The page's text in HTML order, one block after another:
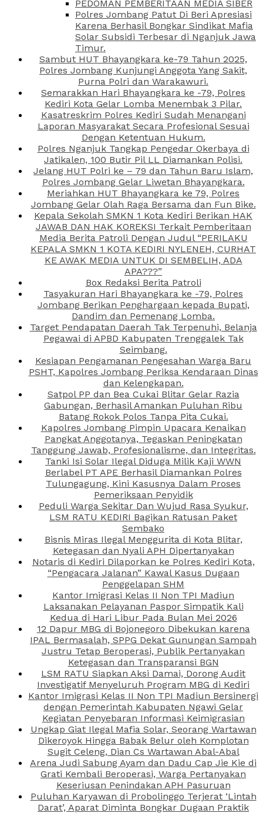
PEDOMAN PEMBERITAAN MEDIA SIBER
Polres Jombang Patut Di Beri Apresiasi
Karena Berhasil Bongkar Sindikat Mafia
Solar Subsidi Terbesar di Nganjuk Jawa
Timur.
Sambut HUT Bhayangkara ke-79 Tahun 2025,
Polres Jombang Kunjungi Anggota Yang Sakit,
Purna Polri dan Warakawuri.
Semarakkan Hari Bhayangkara ke -79, Polres
Kediri Kota Gelar Lomba Menembak 3 Pilar.
Kasatreskrim Polres Kediri Sudah Menangani
Laporan Masyarakat Secara Profesional Sesuai
Dengan Ketentuan Hukum.
Polres Nganjuk Tangkap Pengedar Okerbaya di
Jatikalen, 100 Butir Pil LL Diamankan Polisi.
Jelang HUT Polri ke – 79 dan Tahun Baru Islam,
Polres Jombang Gelar Liwetan Bhayangkara.
Meriahkan HUT Bhayangkara ke 79, Polres
Jombang Gelar Olah Raga Bersama dan Fun Bike.
Kepala Sekolah SMKN 1 Kota Kediri Berikan HAK
JAWAB DAN HAK KOREKSI Terkait Pemberitaan
Media Berita Patroli Dengan Judul “PERILAKU
KEPALA SMKN 1 KOTA KEDIRI NYLENEH, CURHAT
KE AWAK MEDIA UNTUK DI SEMBELIH, ADA
APA???”
Box Redaksi Berita Patroli
Tasyakuran Hari Bhayangkara ke -79, Polres
Jombang Berikan Penghargaan kepada Bupati,
Dandim dan Pemenang Lomba.
Target Pendapatan Daerah Tak Terpenuhi, Belanja
Pegawai di APBD Kabupaten Trenggalek Tak
Seimbang.
Kesiapan Pengamanan Pengesahan Warga Baru
PSHT, Kapolres Jombang Periksa Kendaraan Dinas
dan Kelengkapan.
Satpol PP dan Bea Cukai Blitar Gelar Razia
Gabungan, Berhasil Amankan Puluhan Ribu
Batang Rokok Polos Tanpa Pita Cukai.
Kapolres Jombang Pimpin Upacara Kenaikan
Pangkat Anggotanya, Tegaskan Peningkatan
Tanggung Jawab, Profesionalisme, dan Integritas.
Tanki Isi Solar Ilegal Diduga Milik Kaji WWN
Berlabel PT APE Berhasil Diamankan Polres
Tulungagung, Kini Kasusnya Dalam Proses
Pemeriksaan Penyidik
Peduli Warga Sekitar Dan Wujud Rasa Syukur,
LSM RATU KEDIRI Bagikan Ratusan Paket
Sembako
Bisnis Miras Ilegal Menggurita di Kota Blitar,
Ketegasan dan Nyali APH Dipertanyakan
Notaris di Kediri Dilaporkan ke Polres Kediri Kota,
“Pengacara Jalanan” Kawal Kasus Dugaan
Penggelapan SHM
Kantor Imigrasi Kelas II Non TPI Madiun
Laksanakan Pelayanan Paspor Simpatik Kali
Kedua di Hari Libur Pada Bulan Mei 2026
12 Dapur MBG di Bojonegoro Dibekukan karena
IPAL Bermasalah, SPPG Dekat Gunungan Sampah
Justru Tetap Beroperasi, Publik Pertanyakan
Ketegasan dan Transparansi BGN
LSM RATU Siapkan Aksi Damai, Dorong Audit
Investigatif Menyeluruh Program MBG di Kediri
Kantor Imigrasi Kelas II Non TPI Madiun Bersinergi
dengan Pemerintah Kabupaten Ngawi Gelar
Kegiatan Penyebaran Informasi Keimigrasian
Ungkap Giat Ilegal Mafia Solar, Seorang Wartawan
Dikeroyok Hingga Babak Belur oleh Komplotan
Sugit Celeng, Dian Cs Wartawan Abal-Abal
Arena Judi Sabung Ayam dan Dadu Cap Jie Kie di
Grati Kembali Beroperasi, Warga Pertanyakan
Keseriusan Penindakan APH Pasuruan
Puluhan Karyawan di Probolinggo Terjerat ‘Lintah
Darat’, Aparat Diminta Bongkar Dugaan Praktik